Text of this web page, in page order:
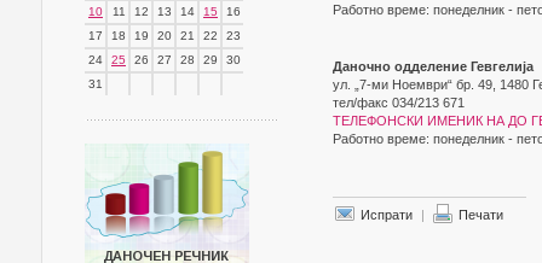
10
11 12 13 14 15
16
17
18 19 20 21 22
23
24
25 26 27 28 29
30
31
Работно време: понеделник -
Даночно одделение Гевгелија
ул. „7-ми Ноември“ бр. 49, 1480
тел/факс 034/213 671
ТЕЛЕФОНСКИ ИМЕНИК НА ДО
Работно време: понеделник -
Испрати | Печати